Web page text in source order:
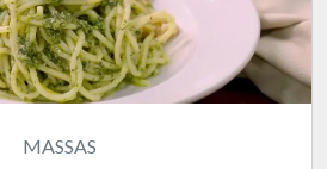
MASSAS